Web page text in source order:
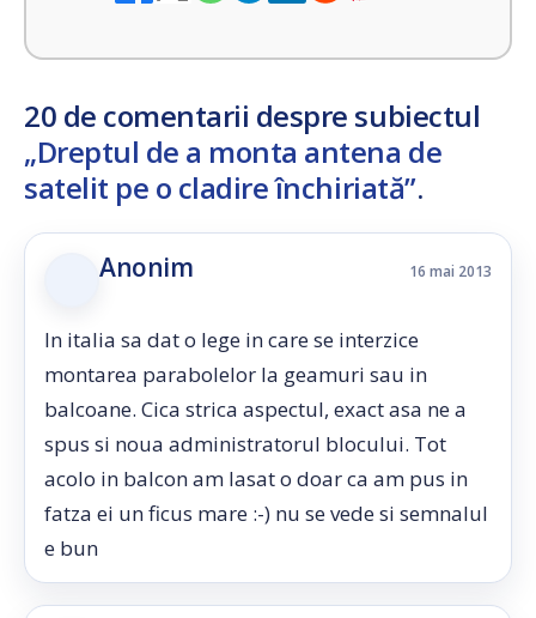
20 de comentarii despre subiectul
„Dreptul de a monta antena de
satelit pe o cladire închiriată”.
Anonim 16 mai 2013
In italia sa dat o lege in care se interzice
montarea parabolelor la geamuri sau in
balcoane. Cica strica aspectul, exact asa ne a
spus si noua administratorul blocului. Tot
acolo in balcon am lasat o doar ca am pus in
fatza ei un ficus mare :-) nu se vede si semnalul
e bun